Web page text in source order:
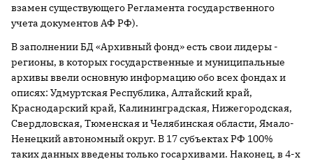
взамен существующего Регламента государственного
учета документов АФ РФ).
В заполнении БД «Архивный фонд» есть свои лидеры -
регионы, в которых государственные и муниципальные
архивы ввели основную информацию обо всех фондах и
описях: Удмуртская Республика, Алтайский край,
Краснодарский край, Калининградская, Нижегородская,
Свердловская, Тюменская и Челябинская области, Ямало-
Ненецкий автономный округ. В 17 субъектах РФ 100%
таких данных введены только госархивами. Наконец, в 4-х